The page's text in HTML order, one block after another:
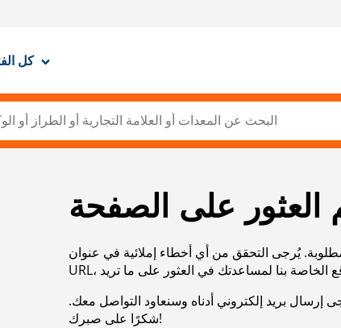
كل الفئات
العثور على الصفحة
يُرجى التحقق من أي أخطاء إملائية في عنوان
بريد إلكتروني أدناه وسنعاود التواصل معك.
شكرًا على صبرك!